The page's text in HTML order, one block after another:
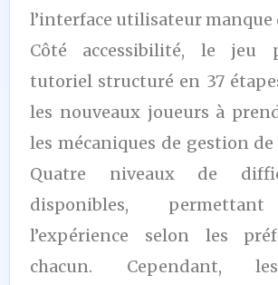
l’interface utilisateur manque
Côté accessibilité, le jeu
tutoriel structuré en 37
les nouveaux joueurs à
les mécaniques de gestion
Quatre niveaux de
disponibles,
l’expérience selon les
chacun. Cependant,